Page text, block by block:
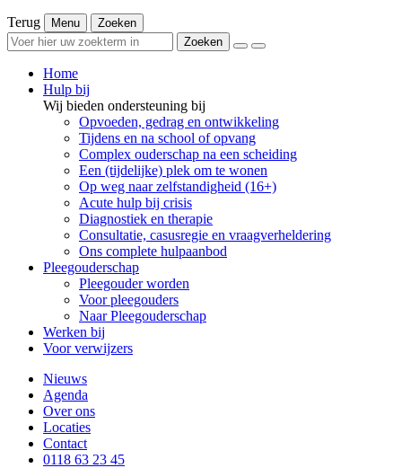
Terug Menu
Zoeken
Zoeken
Home
Hulp bij
Wij bieden ondersteuning bij
Opvoeden, gedrag en ontwikkeling
Tijdens en na school of opvang
Complex ouderschap na een scheiding
Een (tijdelijke) plek om te wonen
Op weg naar zelfstandigheid (16+)
Acute hulp bij crisis
Diagnostiek en therapie
Consultatie, casusregie en vraagverheldering
Ons complete hulpaanbod
Pleegouderschap
Pleegouder worden
Voor pleegouders
Naar Pleegouderschap
Werken bij
Voor verwijzers
Nieuws
Agenda
Over ons
Locaties
Contact
0118 63 23 45